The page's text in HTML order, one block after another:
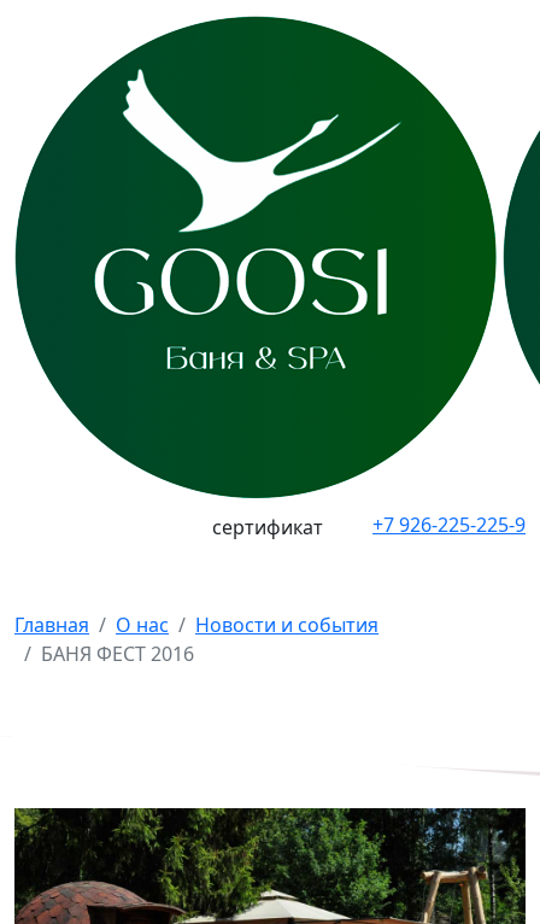
сертификат +7 926-225-225-9
Главная О нас
Новости и события
БАНЯ ФЕСТ 2016